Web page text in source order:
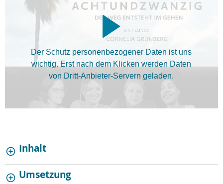
Der Schutz personenbezogener Daten ist uns
wichtig. Erst nach dem Klicken werden Daten
von Dritt-Anbieter-Servern geladen.
Inhalt
Umsetzung